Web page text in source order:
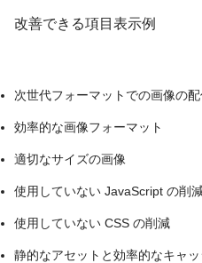
改善できる項目表示例
次世代フォーマットでの画像の
効率的な画像フォーマット
適切なサイズの画像
使用していない JavaScript の削
使用していない CSS の削減
静的なアセットと効率的なキャ